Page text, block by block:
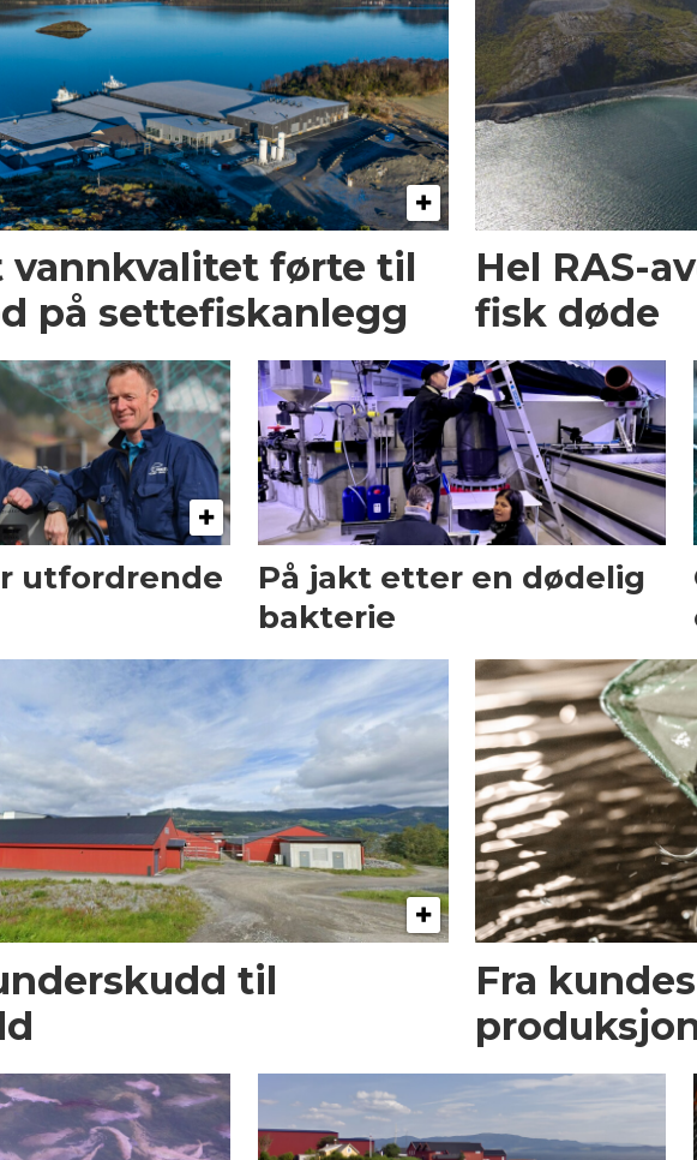
vannkvalitet førte til
på settefiskanlegg
Hel RAS-
fisk døde
utfordrende
På jakt etter en dødelig
bakterie
til
Fra